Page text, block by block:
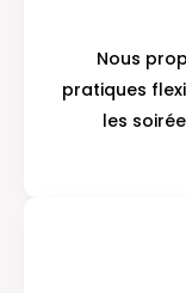
Nous
pratiques
les